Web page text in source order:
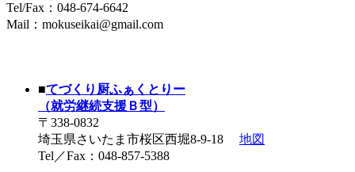
Tel/Fax：048-674-6642
Mail：mokuseikai@gmail.com
■てづくり厨ふぁくとりー
（就労継続支援Ｂ型）
〒338-0832
埼玉県さいたま市桜区西堀8-9-18 地図
Tel／Fax：048-857-5388